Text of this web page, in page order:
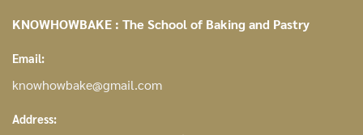
KNOWHOWBAKE : The School of Baking and Pastry
Email:
knowhowbake@gmail.com
Address: